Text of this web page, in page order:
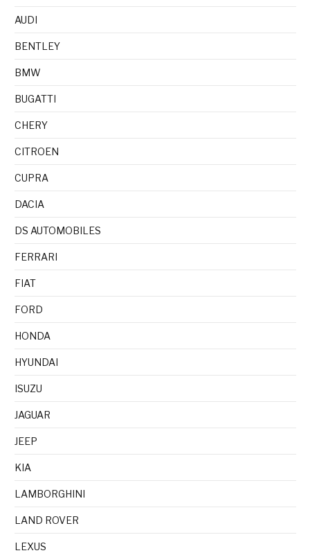
AUDI
BENTLEY
BMW
BUGATTI
CHERY
CITROEN
CUPRA
DACIA
DS AUTOMOBILES
FERRARI
FIAT
FORD
HONDA
HYUNDAI
ISUZU
JAGUAR
JEEP
KIA
LAMBORGHINI
LAND ROVER
LEXUS